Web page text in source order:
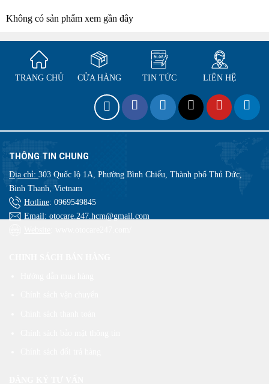
Không có sản phẩm xem gần đây
TRANG CHỦ CỬA HÀNG TIN TỨC LIÊN HỆ
THÔNG TIN CHUNG
Địa chỉ: 303 Quốc lộ 1A, Phường Bình Chiểu, Thành phố Thủ Đức,
Binh Thanh, Vietnam
Hotline: 0969549845
Email: otocare.247.hcm@gmail.com